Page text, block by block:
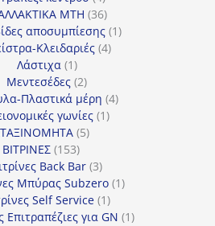
προϊόντα
MTH 3636
προϊόντα
αποσυμπίεσης 11
Κλειδαριές 44
Λάστιχα 11
προϊόν
Μεντεσέδες 22
προϊόντα
Πλαστικά μέρη 44
γωνίες 11
55
ΒΙΤΡΙΝΕΣ 153153
προϊόντα
Back Bar 33
προϊόντα
Mπύρας Subzero 11
Self Service 11
προϊόν
Επιτραπέζιες για GN 11